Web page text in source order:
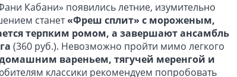
Кабани» появились летние, изумительно
станет«Фреш сплит» с мороженым,
терпким ромом, а завершают ансамбль
(360 руб.). Невозможно пройти мимо легкого
вареньем, тягучей меренгой и
классики рекомендуем попробовать